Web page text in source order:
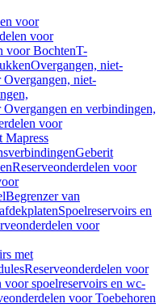
voor
voor
voor BochtenT-
Overgangen, niet-
Overgangen, niet-
en verbindingen,
voor
Mapress
Geberit
Reserveonderdelen voor
Begrenzer van
Spoelreservoirs en
voor
met
Reserveonderdelen voor
voor spoelreservoirs en wc-
voor Toebehoren